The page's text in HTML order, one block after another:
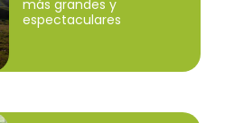
más grandes y
espectaculares